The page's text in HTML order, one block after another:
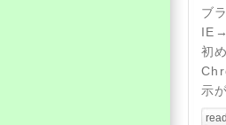
ブ
初
示